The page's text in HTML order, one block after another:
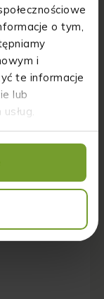
o tym,
i
te informacje
lub